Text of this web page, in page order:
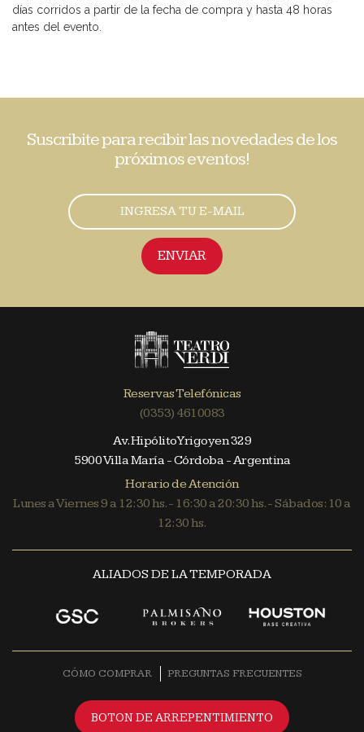
días corridos a partir de la fecha de compra y hasta 48 horas
antes del evento.
Suscribite para recibir las novedades de los
próximos eventos!
ENVIAR
Reservas Telefónicas
(0353) 4610083
Av. Hipólito Yrigoyen 329
5900 Villa María - Córdoba - Argentina
Horario de Atención
Lunes a Viernes 9 a 12:30 hs. - 16:30 a 20:30 hs. - Sábados: 10 a
12:30 hs.
ALIADOS DE LA TEMPORADA
CÓMO COMPRAR PREGUNTAS FRECUENTES
BOTON DE ARREPENTIMIENTO